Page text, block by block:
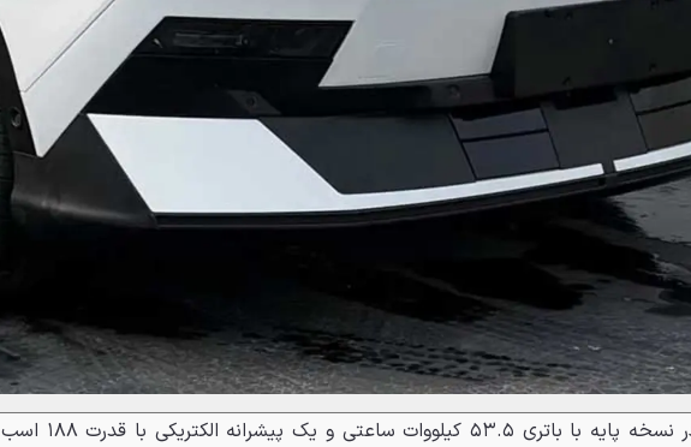
آیونیک V در نسخه پایه با باتری ۵۳.۵ کیلووات ساعتی و یک پیشرانه الکتریکی با قدرت ۱۸۸ اسب